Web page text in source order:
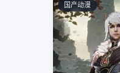
国产动漫